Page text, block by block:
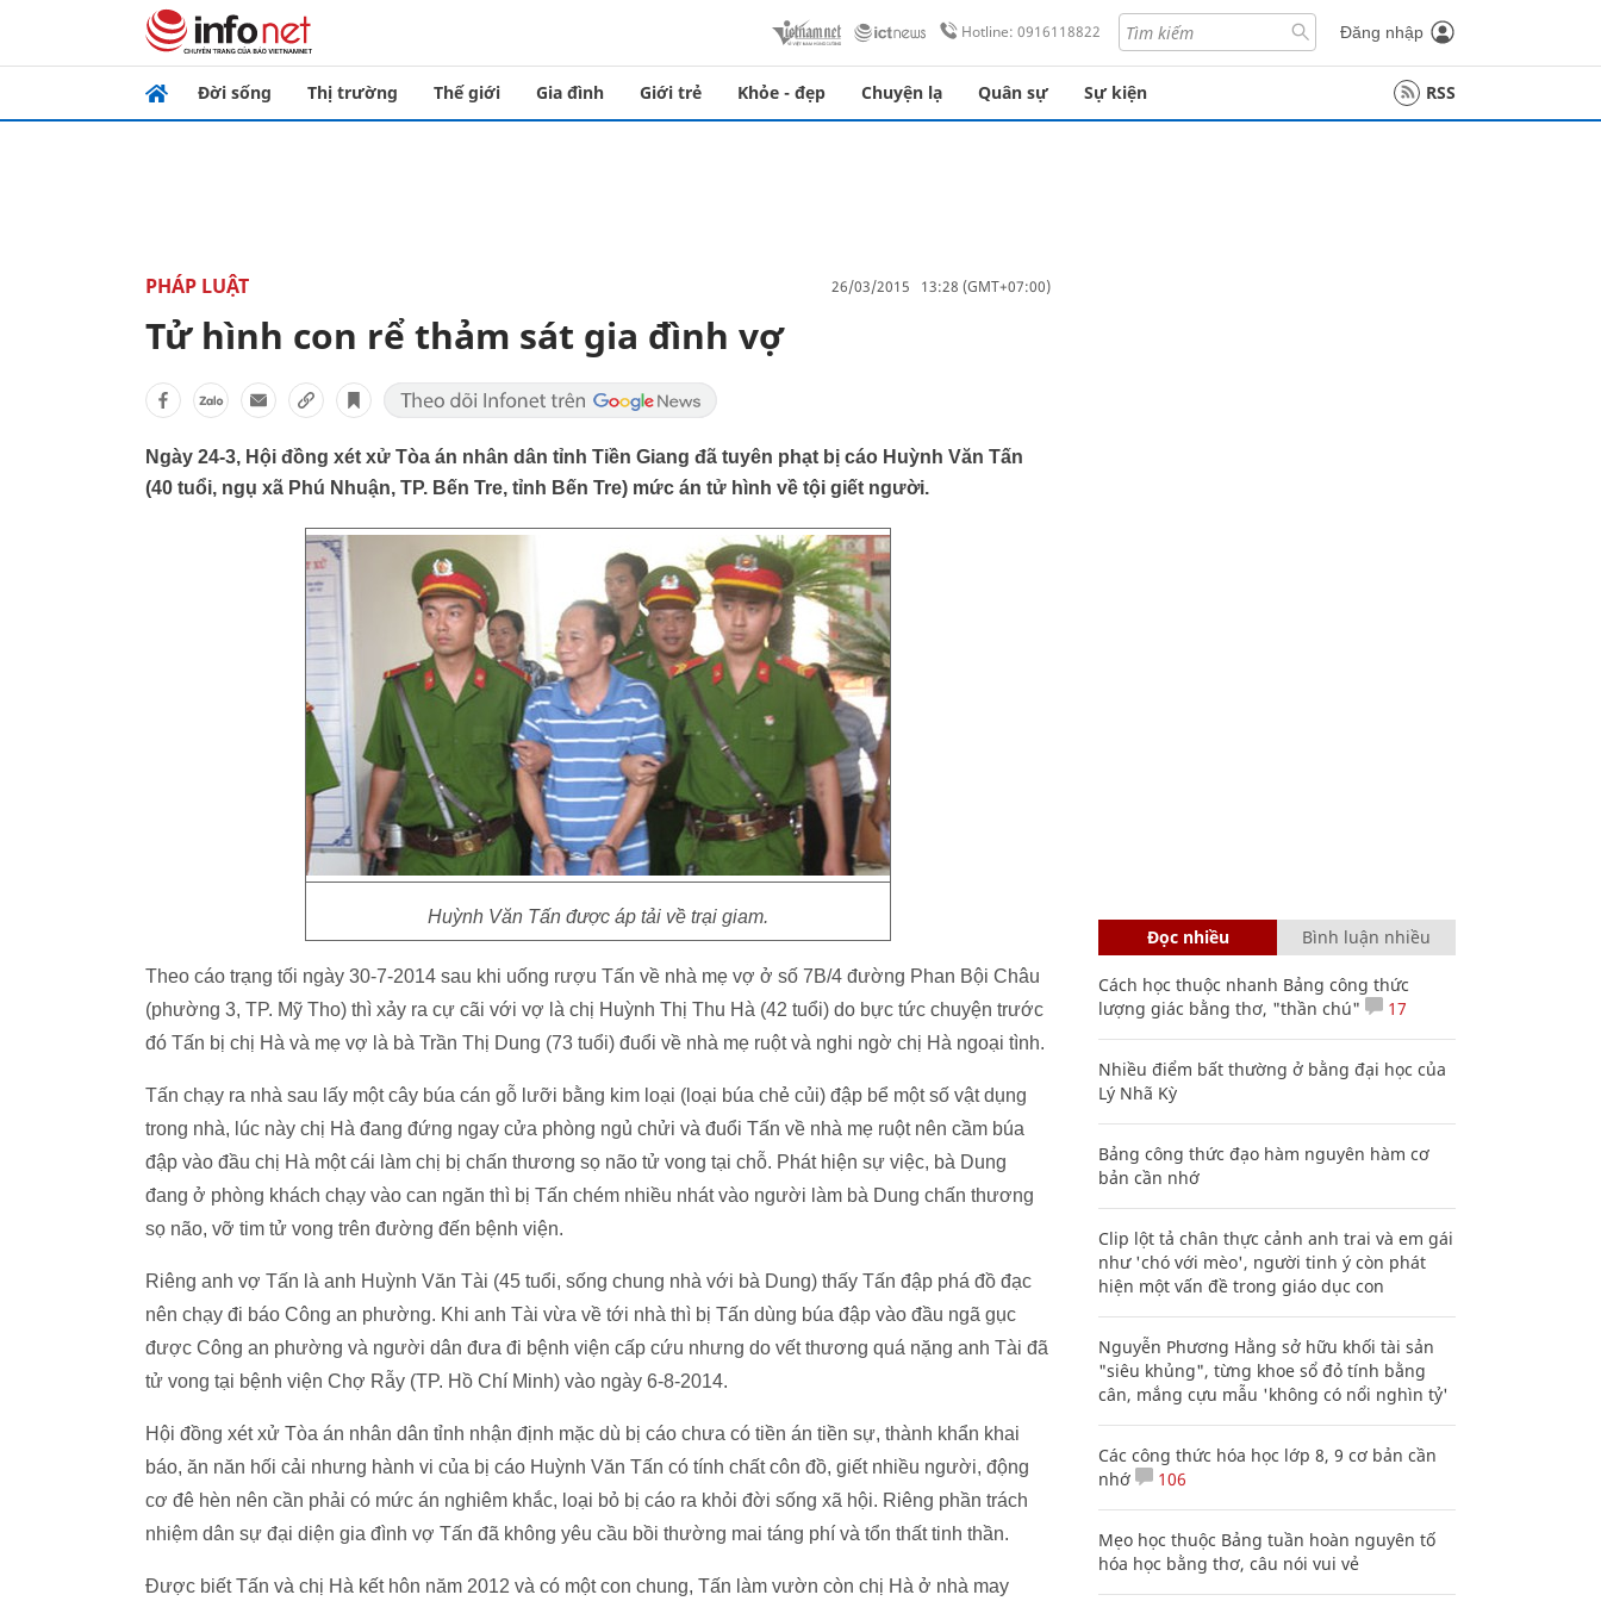
Hotline: 0916118822 Đăng nhập
Đời sống Thị trường Thế giới Gia đình Giới trẻ Khỏe - đẹp Chuyện lạ Quân sự Sự kiện RSS
PHÁP LUẬT 26/03/2015 13:28 (GMT+07:00)
Tử hình con rể thảm sát gia đình vợ
Ngày 24-3, Hội đồng xét xử Tòa án nhân dân tỉnh Tiền Giang đã tuyên phạt bị cáo Huỳnh Văn Tấn
(40 tuổi, ngụ xã Phú Nhuận, TP. Bến Tre, tỉnh Bến Tre) mức án tử hình về tội giết người.
Huỳnh Văn Tấn được áp tải về trại giam.
Theo cáo trạng tối ngày 30-7-2014 sau khi uống rượu Tấn về nhà mẹ vợ ở số 7B/4 đường Phan Bội Châu
(phường 3, TP. Mỹ Tho) thì xảy ra cự cãi với vợ là chị Huỳnh Thị Thu Hà (42 tuổi) do bực tức chuyện trước
đó Tấn bị chị Hà và mẹ vợ là bà Trần Thị Dung (73 tuổi) đuổi về nhà mẹ ruột và nghi ngờ chị Hà ngoại tình.
Tấn chạy ra nhà sau lấy một cây búa cán gỗ lưỡi bằng kim loại (loại búa chẻ củi) đập bể một số vật dụng
trong nhà, lúc này chị Hà đang đứng ngay cửa phòng ngủ chửi và đuổi Tấn về nhà mẹ ruột nên cầm búa
đập vào đầu chị Hà một cái làm chị bị chấn thương sọ não tử vong tại chỗ. Phát hiện sự việc, bà Dung
đang ở phòng khách chạy vào can ngăn thì bị Tấn chém nhiều nhát vào người làm bà Dung chấn thương
sọ não, vỡ tim tử vong trên đường đến bệnh viện.
Riêng anh vợ Tấn là anh Huỳnh Văn Tài (45 tuổi, sống chung nhà với bà Dung) thấy Tấn đập phá đồ đạc
nên chạy đi báo Công an phường. Khi anh Tài vừa về tới nhà thì bị Tấn dùng búa đập vào đầu ngã gục
được Công an phường và người dân đưa đi bệnh viện cấp cứu nhưng do vết thương quá nặng anh Tài đã
tử vong tại bệnh viện Chợ Rẫy (TP. Hồ Chí Minh) vào ngày 6-8-2014.
Hội đồng xét xử Tòa án nhân dân tỉnh nhận định mặc dù bị cáo chưa có tiền án tiền sự, thành khẩn khai
báo, ăn năn hối cải nhưng hành vi của bị cáo Huỳnh Văn Tấn có tính chất côn đồ, giết nhiều người, động
cơ đê hèn nên cần phải có mức án nghiêm khắc, loại bỏ bị cáo ra khỏi đời sống xã hội. Riêng phần trách
nhiệm dân sự đại diện gia đình vợ Tấn đã không yêu cầu bồi thường mai táng phí và tổn thất tinh thần.
Được biết Tấn và chị Hà kết hôn năm 2012 và có một con chung, Tấn làm vườn còn chị Hà ở nhà may
Đọc nhiều Bình luận nhiều
Cách học thuộc nhanh Bảng công thức
lượng giác bằng thơ, "thần chú"
17
Nhiều điểm bất thường ở bằng đại học của
Lý Nhã Kỳ
Bảng công thức đạo hàm nguyên hàm cơ
bản cần nhớ
Clip lột tả chân thực cảnh anh trai và em gái
như 'chó với mèo', người tinh ý còn phát
hiện một vấn đề trong giáo dục con
Nguyễn Phương Hằng sở hữu khối tài sản
"siêu khủng", từng khoe sổ đỏ tính bằng
cân, mắng cựu mẫu 'không có nổi nghìn tỷ'
Các công thức hóa học lớp 8, 9 cơ bản cần
nhớ
106
Mẹo học thuộc Bảng tuần hoàn nguyên tố
hóa học bằng thơ, câu nói vui vẻ